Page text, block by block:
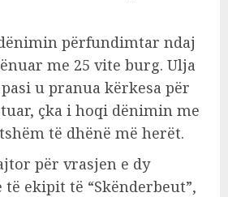
përfundimtar ndaj
me 25 vite burg. Ulja
u pranua kërkesa për
çka i hoqi dënimin me
të dhënë më herët.
për vrasjen e dy
ekipit të “Skënderbeut”,